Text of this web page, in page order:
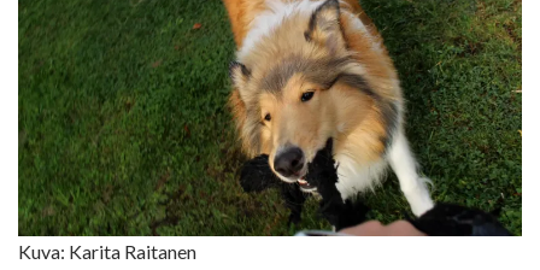
Kuva: Karita Raitanen